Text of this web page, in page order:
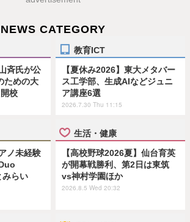
NEWS CATEGORY
斉氏が公
ための大
校
教育ICT
【夏休み2026】東大メタバー
ス工学部、生成AIなどジュニ
ア講座6選
2026.7.30 Thu 11:15
ノ未経験
みらい
生活・健康
【高校野球2026夏】仙台育英
が開幕戦勝利、第2日は東筑
vs神村学園ほか
2026.8.5 Wed 20:32